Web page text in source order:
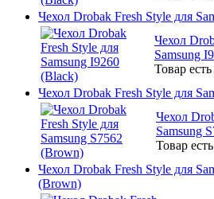
Чехол Drobak Fresh Style для
Чехол
Samsung
Товар
Чехол Drobak Fresh Style для
Чехол
Samsung
Товар
Чехол Drobak Fresh Style для
(Brown)